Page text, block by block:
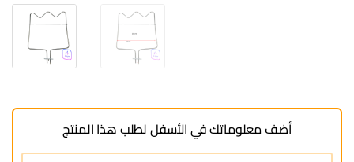
أضف معلوماتك في الأسفل لطلب هذا المنتج